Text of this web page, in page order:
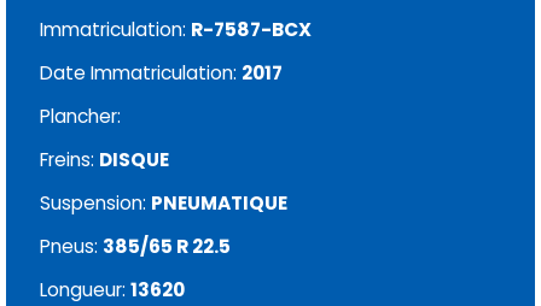
Immatriculation: R-7587-BCX
Date Immatriculation: 2017
Plancher:
Freins: DISQUE
Suspension: PNEUMATIQUE
Pneus: 385/65 R 22.5
Longueur: 13620